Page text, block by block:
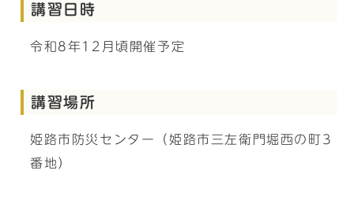
講習日時
令和8年12月頃開催予定
講習場所
姫路市防災センター（姫路市三左衛門堀西の町3
番地）